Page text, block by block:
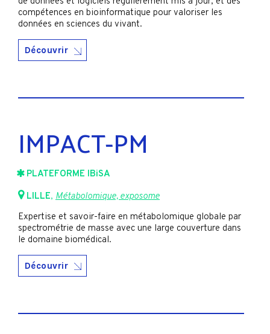
compétences en bioinformatique pour valoriser les
données en sciences du vivant.
Découvrir
IMPACT-PM
PLATEFORME IBiSA
LILLE, Métabolomique, exposome
Expertise et savoir-faire en métabolomique globale par
spectrométrie de masse avec une large couverture dans
le domaine biomédical.
Découvrir